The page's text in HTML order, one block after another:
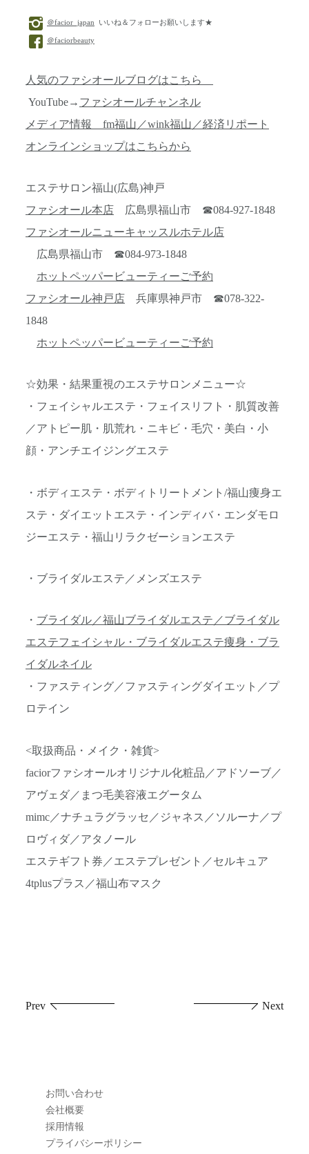
＠facior_japan いいね＆フォローお願いします★
＠faciorbeauty
人気のファシオールブログはこちら
YouTube→ ファシオールチャンネル
メディア情報 fm福山／wink福山／経済リポート
オンラインショップはこちらから
エステサロン福山(広島)神戸
ファシオール本店 広島県福山市 ☎084-927-1848
ファシオールニューキャッスルホテル店
広島県福山市 ☎084-973-1848
ホットペッパービューティーご予約
ファシオール神戸店 兵庫県神戸市 ☎078-322-
1848
ホットペッパービューティーご予約
☆効果・結果重視のエステサロンメニュー☆
・フェイシャルエステ・フェイスリフト・肌質改善
／アトピー肌・肌荒れ・ニキビ・毛穴・美白・小
顔・アンチエイジングエステ
・ボディエステ・ボディトリートメント/福山痩身エ
ステ・ダイエットエステ・インディバ・エンダモロ
ジーエステ・福山リラクゼーションエステ
・ブライダルエステ／メンズエステ
・ ブライダル／福山ブライダルエステ／ブライダル
エステフェイシャル・ブライダルエステ痩身・ブラ
イダルネイル
・ファスティング／ファスティングダイエット／プ
ロテイン
<取扱商品・メイク・雑貨>
faciorファシオールオリジナル化粧品／アドソーブ／
アヴェダ／まつ毛美容液エグータム
mimc／ナチュラグラッセ／ジャネス／ソルーナ／プ
ロヴィダ／アタノール
エステギフト券／エステプレゼント／セルキュア
4tplusプラス／福山布マスク
Prev Next
お問い合わせ
会社概要
採用情報
プライバシーポリシー